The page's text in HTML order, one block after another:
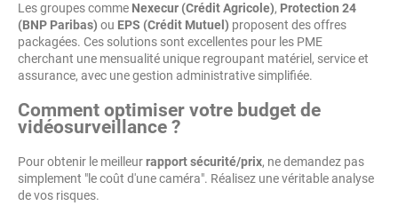
Les groupes comme Nexecur (Crédit Agricole), Protection 24
(BNP Paribas) ou EPS (Crédit Mutuel) proposent des offres
packagées. Ces solutions sont excellentes pour les PME
cherchant une mensualité unique regroupant matériel, service et
assurance, avec une gestion administrative simplifiée.
Comment optimiser votre budget de
vidéosurveillance ?
Pour obtenir le meilleurrapport sécurité/prix, ne demandez pas
simplement "le coût d'une caméra". Réalisez une véritable analyse
de vos risques.